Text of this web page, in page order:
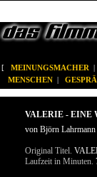
[ MEINUNGSMACHER |
MENSCHEN |
VALERIE - EINE
von Björn Lahrmann
Original Titel.
Laufzeit in Minuten.